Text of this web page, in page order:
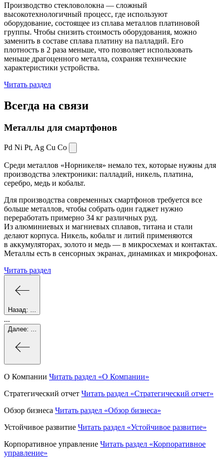
Производство стекловолокна — сложный
высокотехнологичный процесс, где используют
оборудование, состоящее из сплава металлов платиновой
группы. Чтобы снизить стоимость оборудования, можно
заменить в составе сплава платину на палладий. Его
плотность в 2 раза меньше, что позволяет использовать
меньше драгоценного металла, сохраняя технические
характеристики устройства.
Читать раздел
Всегда на связи
Металлы для смартфонов
Pd Ni Pt, Ag Cu Co
Среди металлов «Норникеля» немало тех, которые нужны для
производства электроники: палладий, никель, платина,
серебро, медь и кобальт.
Для производства современных смартфонов требуется все
больше металлов, чтобы собрать один гаджет нужно
переработать примерно 34 кг различных руд.
Из алюминиевых и магниевых сплавов, титана и стали
делают корпуса. Никель, кобальт и литий применяются
в аккумуляторах, золото и медь — в микросхемах и контактах.
Металлы есть в сенсорных экранах, динамиках и микрофонах.
Читать раздел
Назад:
...
Далее:
О Компании Читать раздел «О Компании»
Стратегический отчет Читать раздел «Стратегический отчет»
Обзор бизнеса Читать раздел «Обзор бизнеса»
Устойчивое развитие Читать раздел «Устойчивое развитие»
Корпоративное управление Читать раздел «Корпоративное
управление»